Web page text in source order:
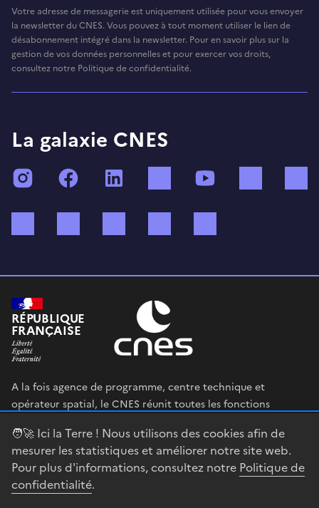
🧑‍🚀 Ici la Terre ! Nous utilisons des cookies afin de
mesurer les statistiques et améliorer notre site web.
Pour plus d'informations, consultez notre Politique de
confidentialité.
Votre adresse de messagerie est uniquement utilisée pour vous envoyer
la newsletter du CNES. Vous pouvez à tout moment utiliser le lien de
désabonnement intégré dans la newsletter. Pour en savoir plus sur la
gestion de vos données personnelles et pour exercer vos droits,
consultez notre Politique de confidentialité.
La galaxie CNES
InstagramFacebook TikTok
RÉPUBLIQUE
FRANÇAISE
A la fois agence de programme, centre technique et
opérateur spatial, le CNES réunit toutes les fonctions
en œuvre sa stratégie spatiale.
legifrance.gouv.fr
gouvernement.fr